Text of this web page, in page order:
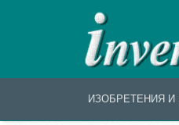
ИЗОБРЕТЕНИЯ